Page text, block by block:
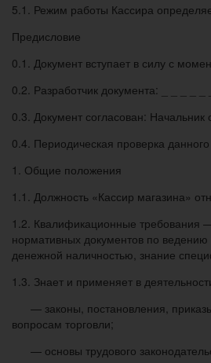
5.1. Режим работы Кассира
Предисловие
0.1. Документ вступает в силу с
0.2. Разработчик документа: _ _ _ _
0.3. Документ согласован: Начальник
0.4. Периодическая проверка
1. Общие положения
1.1. Должность «Кассир магазина»
1.2. Квалификационные требования
нормативных документов по
денежной наличностью, знание
1.3. Знает и применяет в
— законы, постановления,
вопросам торговли;
— основы трудового